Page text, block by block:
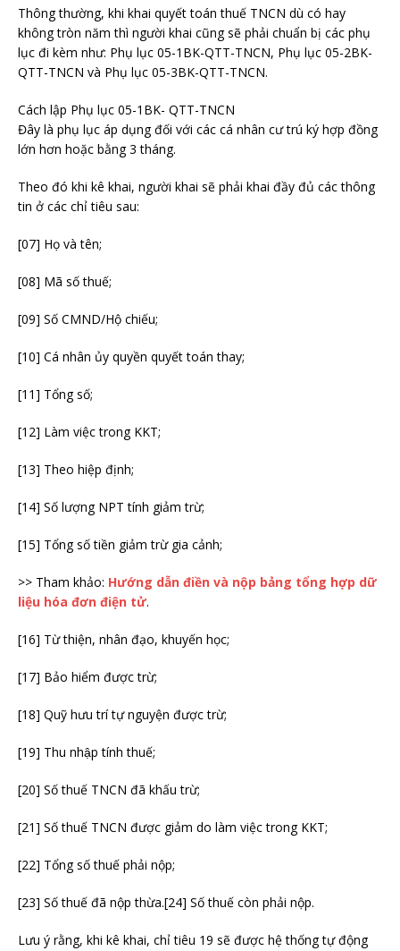
Thông thường, khi khai quyết toán thuế TNCN dù có hay
không tròn năm thì người khai cũng sẽ phải chuẩn bị các phụ
lục đi kèm như: Phụ lục 05-1BK-QTT-TNCN, Phụ lục 05-2BK-
QTT-TNCN và Phụ lục 05-3BK-QTT-TNCN.
Cách lập Phụ lục 05-1BK- QTT-TNCN
Đây là phụ lục áp dụng đối với các cá nhân cư trú ký hợp đồng
lớn hơn hoặc bằng 3 tháng.
Theo đó khi kê khai, người khai sẽ phải khai đầy đủ các thông
tin ở các chỉ tiêu sau:
[07] Họ và tên;
[08] Mã số thuế;
[09] Số CMND/Hộ chiếu;
[10] Cá nhân ủy quyền quyết toán thay;
[11] Tổng số;
[12] Làm việc trong KKT;
[13] Theo hiệp định;
[14] Số lượng NPT tính giảm trừ;
[15] Tổng số tiền giảm trừ gia cảnh;
>> Tham khảo: Hướng dẫn điền và nộp bảng tổng hợp dữ
liệu hóa đơn điện tử.
[16] Từ thiện, nhân đạo, khuyến học;
[17] Bảo hiểm được trừ;
[18] Quỹ hưu trí tự nguyện được trừ;
[19] Thu nhập tính thuế;
[20] Số thuế TNCN đã khấu trừ;
[21] Số thuế TNCN được giảm do làm việc trong KKT;
[22] Tổng số thuế phải nộp;
[23] Số thuế đã nộp thừa.[24] Số thuế còn phải nộp.
Lưu ý rằng, khi kê khai, chỉ tiêu 19 sẽ được hệ thống tự động